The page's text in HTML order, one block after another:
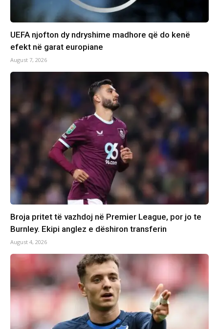
UEFA njofton dy ndryshime madhore që do kenë
efekt në garat europiane
August 7, 2026
Broja pritet të vazhdoj në Premier League, por jo te
Burnley. Ekipi anglez e dëshiron transferin
August 4, 2026